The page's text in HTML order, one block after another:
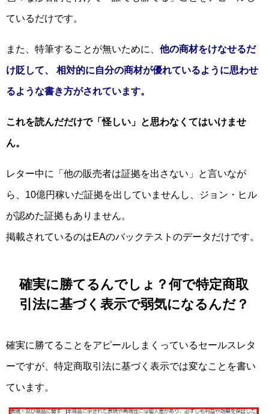
ているだけです。
また、特筆することが無いために、 他の商材をけなせるだ
け貶して、 相対的に自分の商材が優れているように思わせ
るような書き方がされています。
これを読んだだけで「怪しい」と思わなくてはいけませ
ん。
レター中に「他の販売者は証拠を出さない」と言いなが
ら、10億円稼いだ証拠を出していませんし、ジョン・ヒル
が認めた証拠もありません。
掲載されているのはEAのバックテストのデータだけです。
確実に勝てるんでしょ？何で特定商取
引法に基づく表示で弱気になるんだ？
確実に勝てることをアピールしまくっているセールスレタ
ーですが、特定商取引法に基づく表示では変なことを書い
ています。